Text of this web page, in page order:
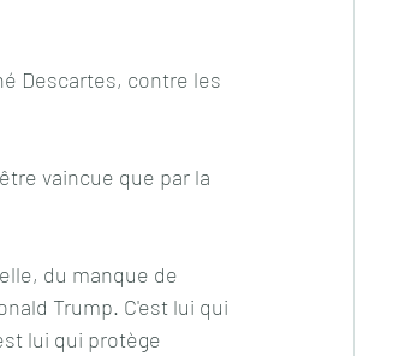
Descartes, contre les
vaincue que par la
du manque de
Trump. C'est lui qui
lui qui protège